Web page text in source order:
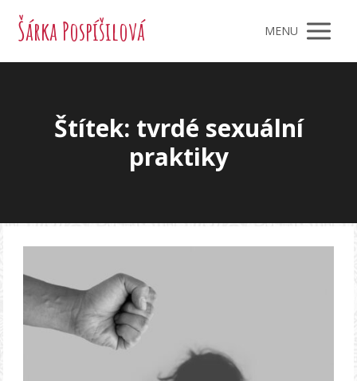
Šárka Pospíšilová MENU
Štítek: tvrdé sexuální
praktiky